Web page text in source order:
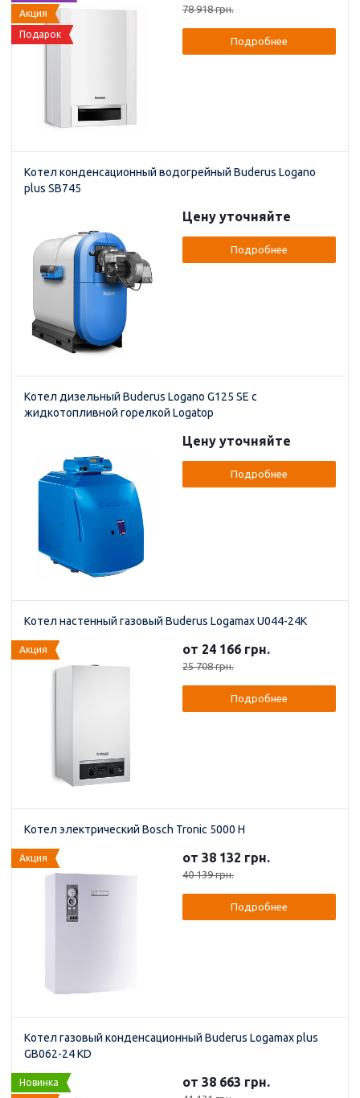
Акция
Подарок
78 918 грн.
Подробнее
Котел конденсационный водогрейный Buderus Logano
plus SB745
Цену уточняйте
Подробнее
Котел дизельный Buderus Logano G125 SE с
жидкотопливной горелкой Logatop
Цену уточняйте
Подробнее
Котел настенный газовый Buderus Logamax U044-24K
Акция от 24 166 грн.
25 708 грн.
Подробнее
Котел электрический Bosch Tronic 5000 H
Акция от 38 132 грн.
40 139 грн.
Подробнее
Котел газовый конденсационный Buderus Logamax plus
GB062-24 KD
Новинка от 38 663 грн.